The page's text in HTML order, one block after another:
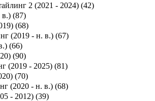
2 (2021 - 2024) (42)
в.) (87)
(68)
(2019 - н. в.) (67)
(66)
(90)
(2019 - 2025) (81)
(70)
(2020 - н. в.) (68)
- 2012) (39)